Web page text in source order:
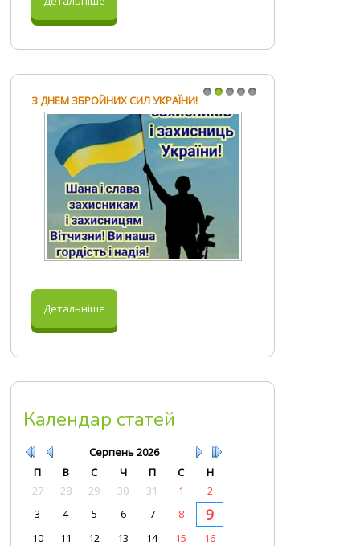
З ДНЕМ ЗБРОЙНИХ СИЛ УКРАЇНИ!
Детальніше
Календар статей
Серпень2026
П
В С Ч П С
Н
27
28 29 30 31 1
2
3
4 5 6 7 8 9
10 11 12 13 14 15
16